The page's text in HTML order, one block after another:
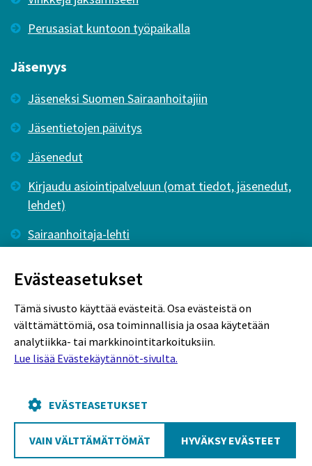
Perusasiat kuntoon työpaikalla
Jäsenyys
Jäseneksi Suomen Sairaanhoitajiin
Jäsentietojen päivitys
Jäsenedut
Kirjaudu asiointipalveluun (omat tiedot, jäsenedut,
lehdet)
Sairaanhoitaja-lehti
Evästekäytännöt
Poutapilvi web design
Evästeasetukset
Tämä sivusto käyttää evästeitä. Osa evästeistä on
välttämättömiä, osa toiminnallisia ja osaa käytetään
analytiikka- tai markkinointitarkoituksiin.
Lue lisää Evästekäytännöt-sivulta.
EVÄSTEASETUKSET
VAIN VÄLTTÄMÄTTÖMÄT HYVÄKSY EVÄSTEET